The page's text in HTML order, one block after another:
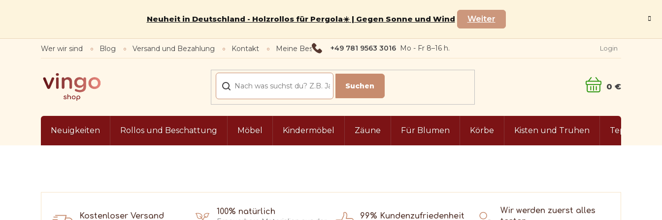
Neuheit in Deutschland - Holzrollos für Pergola☀️ | Gegen Sonne und Wind Weiter
+49 781 9563 3016
Wer wir sind Blog Versand und Bezahlung Kontakt Meine Bestellung Login
WARENKORB
Neuigkeiten Rollos und Beschattung Möbel Kindermöbel Zäune Für Blumen Körbe Kisten und Truhen Teppiche
Kostenloser Versand
100% natürlich
99% Kundenzufriedenheit
Wir werden zuerst alles